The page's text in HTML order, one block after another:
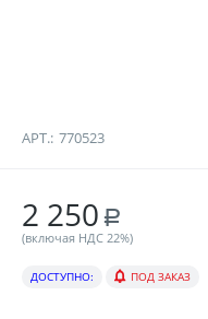
АРТ.: 770523
2 250 Р
(включая НДС 22%)
ДОСТУПНО: ПОД ЗАКАЗ